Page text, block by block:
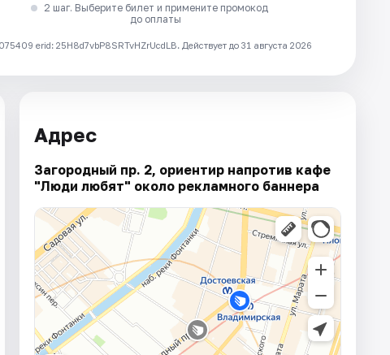
2 шаг. Выберите билет и примените промокод
до оплаты
erid: 25H8d7vbP8SRTvHZrUcdLB. Действует до 31 августа 2026
Адрес
Загородный пр. 2, ориентир напротив кафе
"Люди любят" около рекламного баннера